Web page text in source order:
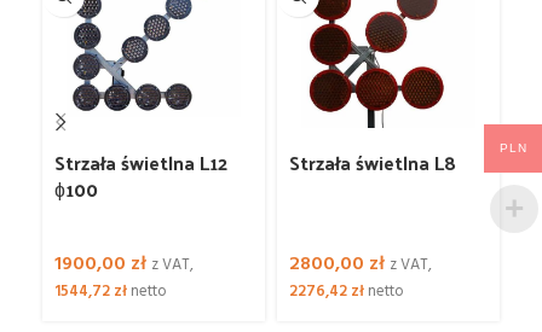
Strzała świetlna L12
ɸ100
1900,00 zł z VAT,
1544,72złnetto
Strzała świetlna L8
2800,00 zł z VAT,
2276,42złnetto
PLN